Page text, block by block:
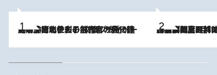
2026.8.3
《「文士の子ども被害者の会」発足！》阿川佐和子（72）が語る遠藤周作に北杜夫、劇作家・矢代静一の子どもたちの“文豪プライベート事件簿” 2026.8.8
「最後に見られてよかった」上野動物園の東園パンダ舎が解体前に特別公開。8月16日まで延長されたパネル展と共に辿る“半世紀”のパンダ飼育《解体工事の図面あり》